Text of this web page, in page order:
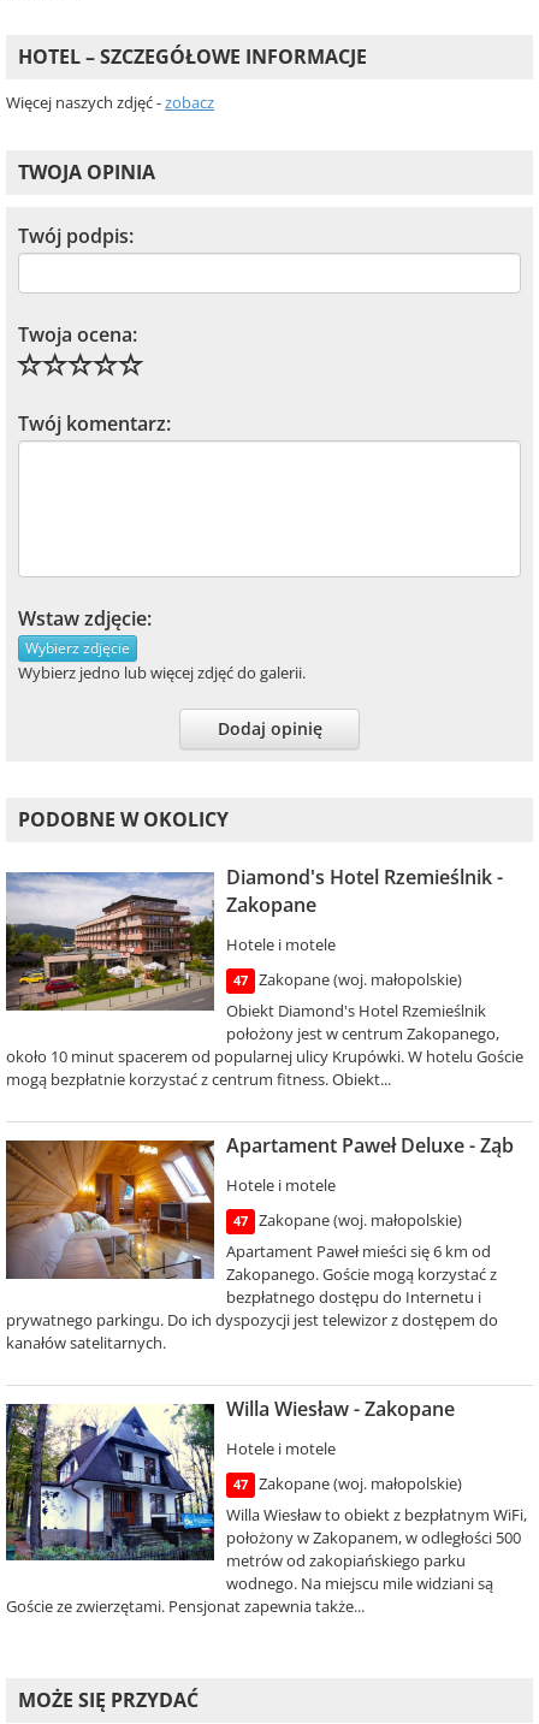
HOTEL – SZCZEGÓŁOWE INFORMACJE
Więcej naszych zdjęć -zobacz
TWOJA OPINIA
Twój podpis:
Twoja ocena:
Twój komentarz:
Wstaw zdjęcie:
Wybierz zdjęcie
Wybierz jedno lub więcej zdjęć do galerii.
Dodaj opinię
PODOBNE W OKOLICY
Diamond's Hotel Rzemieślnik -
Zakopane
Hotele i motele
47
Zakopane (woj. małopolskie)
Obiekt Diamond's Hotel Rzemieślnik
położony jest w centrum Zakopanego,
około 10 minut spacerem od popularnej ulicy Krupówki. W hotelu Goście
mogą bezpłatnie korzystać z centrum fitness. Obiekt...
Apartament Paweł Deluxe - Ząb
Hotele i motele
47
Zakopane (woj. małopolskie)
Apartament Paweł mieści się 6 km od
Zakopanego. Goście mogą korzystać z
bezpłatnego dostępu do Internetu i
prywatnego parkingu. Do ich dyspozycji jest telewizor z dostępem do
kanałów satelitarnych.
Willa Wiesław - Zakopane
Hotele i motele
47
Zakopane (woj. małopolskie)
Willa Wiesław to obiekt z bezpłatnym WiFi,
położony w Zakopanem, w odległości 500
metrów od zakopiańskiego parku
wodnego. Na miejscu mile widziani są
Goście ze zwierzętami. Pensjonat zapewnia także...
MOŻE SIĘ PRZYDAĆ